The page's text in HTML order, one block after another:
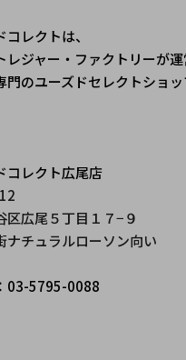
レクトは、
レジャー・ファクトリーが運
門のユーズドセレクトショッ
レクト広尾店
区広尾５丁目１７−９
ナチュラルローソン向い
03-5795-0088